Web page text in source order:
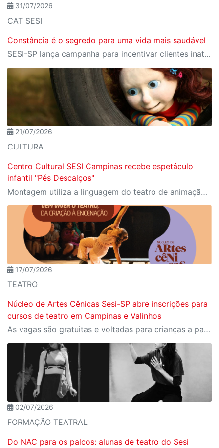
31/07/2026
CAT SESI
Constância é o segredo para uma vida mais saudável
SESI-SP lança campanha para incentivar clientes inativos a retomarem a prática de atividades físicas, esporte e lazer com benefícios exclusivos
21/07/2026
CULTURA
Centro Cultural SESI Campinas recebe espetáculo
infantil "Pés Descalços"
Montagem utiliza a linguagem do teatro de animação para abordar temas como amizade, timidez e descobertas da infância
17/07/2026
TEATRO
Núcleo de Artes Cênicas Sesi-SP abre inscrições para
cursos de teatro em Campinas e Valinhos
As vagas são gratuitas e voltadas para crianças a partir de 8 anos e adultos
02/07/2026
FORMAÇÃO TEATRAL
Do NAC para os palcos: alunas de teatro do Sesi